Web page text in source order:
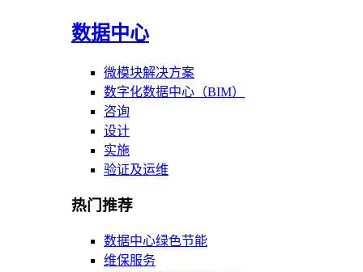
数据中心
微模块解决方案
数字化数据中心（BIM）
咨询
设计
实施
验证及运维
热门推荐
数据中心绿色节能
维保服务